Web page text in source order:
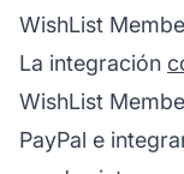
WishList
La integración
WishList
PayPal e